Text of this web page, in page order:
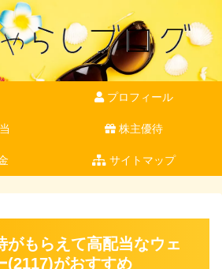
プロフィール
株主優待
サイトマップ
がもらえて高配当なウェ
(2117)がおすすめ